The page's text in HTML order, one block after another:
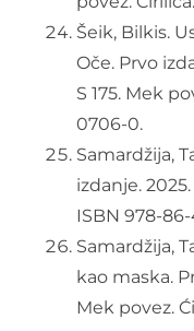
Šeik, Bilkis.
Oče. Prvo
S 175. Mek
0706-0.
Samardžija,
izdanje.
ISBN 978-
Samardžija,
kao maska.
Mek povez.